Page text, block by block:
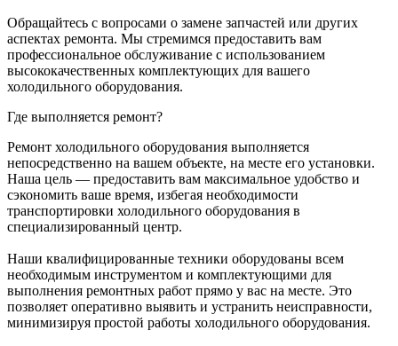
Обращайтесь с вопросами о замене запчастей или других
аспектах ремонта. Мы стремимся предоставить вам
профессиональное обслуживание с использованием
высококачественных комплектующих для вашего
холодильного оборудования.
Где выполняется ремонт?
Ремонт холодильного оборудования выполняется
непосредственно на вашем объекте, на месте его установки.
Наша цель — предоставить вам максимальное удобство и
сэкономить ваше время, избегая необходимости
транспортировки холодильного оборудования в
специализированный центр.
Наши квалифицированные техники оборудованы всем
необходимым инструментом и комплектующими для
выполнения ремонтных работ прямо у вас на месте. Это
позволяет оперативно выявить и устранить неисправности,
минимизируя простой работы холодильного оборудования.